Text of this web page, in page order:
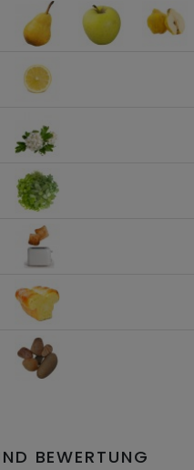
BEWERTUNG